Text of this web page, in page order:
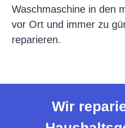
Waschmaschine in den
vor Ort und immer zu
reparieren.
Wir